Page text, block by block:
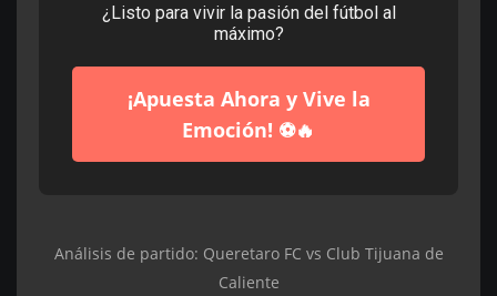
¿Listo para vivir la pasión del fútbol al
máximo?
¡Apuesta Ahora y Vive la
Emoción! ⚽️🔥
Análisis de partido: Queretaro FC vs Club Tijuana de
Caliente